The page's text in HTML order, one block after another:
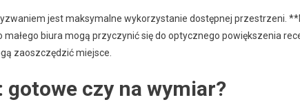
jest maksymalne wykorzystanie dostępnej przestrzeni.
biura mogą przyczynić się do optycznego powiększenia
zaoszczędzić miejsce.
gotowe czy na wymiar?